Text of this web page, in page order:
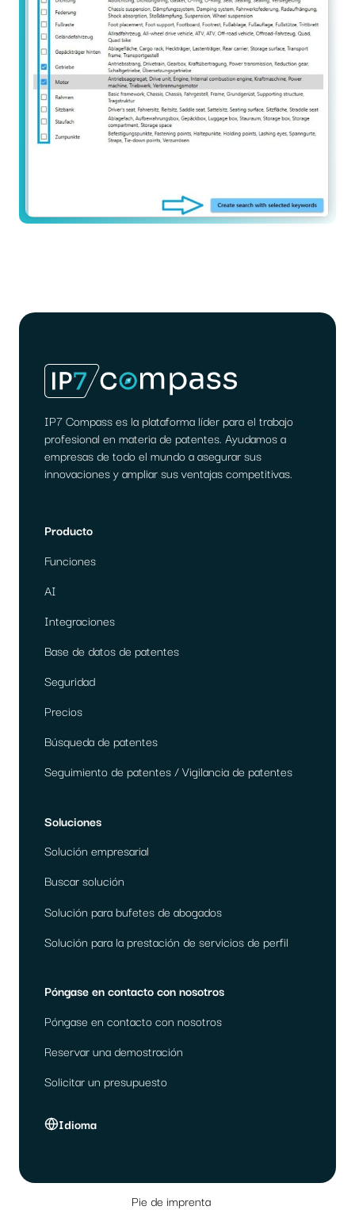
IP7 Compass es la plataforma líder para el trabajo
profesional en materia de patentes. Ayudamos a
empresas de todo el mundo a asegurar sus
innovaciones y ampliar sus ventajas competitivas.
Producto
Funciones
AI
Integraciones
Base de datos de patentes
Seguridad
Precios
Búsqueda de patentes
Seguimiento de patentes / Vigilancia de patentes
Soluciones
Solución empresarial
Buscar solución
Solución para bufetes de abogados
Solución para la prestación de servicios de perfil
Póngase en contacto con nosotros
Póngase en contacto con nosotros
Reservar una demostración
Solicitar un presupuesto
Idioma
Pie de imprenta